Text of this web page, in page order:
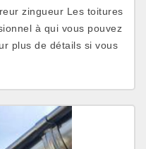
zingueur Les toitures
à qui vous pouvez
plus de détails si vous